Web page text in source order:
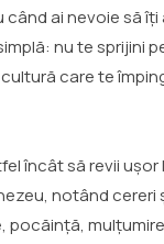
ai nevoie să
nu te
care te
încât să revii
notând